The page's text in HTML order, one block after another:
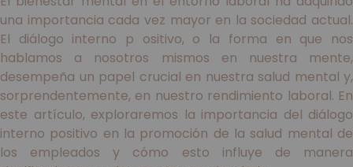
una importancia cada vez mayor en la sociedad actual.
El diálogo interno p ositivo, o la forma en que nos
hablamos a nosotros mismos en nuestra mente,
desempeña un papel crucial en nuestra salud mental y,
sorprendentemente, en nuestro rendimiento laboral. En
este artículo, exploraremos la importancia del diálogo
interno positivo en la promoción de la salud mental de
los empleados y cómo esto influye de manera